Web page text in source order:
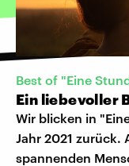
Best of "Eine
Ein liebevoller
Wir blicken in
Jahr 2021 zurück.
spannenden